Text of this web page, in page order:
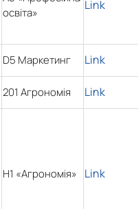
освіта»
Link
D5 Маркетинг Link
201 Агрономія Link
Н1 «Агрономія» Link